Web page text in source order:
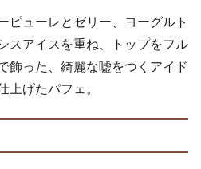
ピューレとゼリー、ヨーグルト
スアイスを重ね、トップをフル
飾った、綺麗な嘘をつくアイド
上げたパフェ。